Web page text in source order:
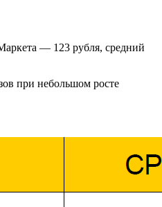
— 123 рубля, средний
при небольшом росте